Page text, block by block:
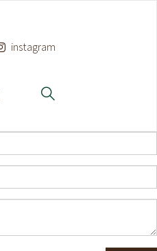
instagram